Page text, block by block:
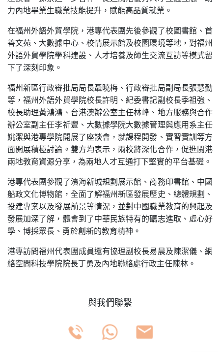
力內地畢業生職業技能提升，賦能高品質就業。
在福州外語外貿學院，港專代表團先後參觀了校圖書館、首
善文苑、大數據中心、校情展示館及校園環境等地，對福州
外語外貿學院學科建設、人才培養及師生交流互訪等模式留
下了深刻印象。
福州新區行政審批局局長聶曉梅、行政審批局副局長張慧勤
等，福州外語外貿學院校長許明、紀委書記副校長季祖強、
校長助理黃鴻鴻、台港澳辦公室主任林峰、地方服務與合作
辦公室副主任李祈豐、大數據學院大數據管理與應用系主任
姚潔與港專學院開展了座談會，就課程開發、實習實訓等方
面開展積極討論。雙方均表示，兩校將深化合作，促進閩港
兩地教育資源分享，為兩地人才互通打下堅實的平台基礎。
港專代表團參觀了濱海新城規劃展示館、商務印書館、中國
船政文化博物館，全面了解福州新區發展歷史、總體規劃、
投建專案以及發展前景等情況，並對中國職業教育的興起及
發展加深了解，體會到了中華民族特有的礪志進取、虛心好
學、博採眾長、勇於創新的教育精神。
港專訪問福州代表團成員還有協理副校長易晨及陳潔儀、網
絡空間科技學院院長丁勇及內地聯絡處行政主任陳林。
與我們聯繫